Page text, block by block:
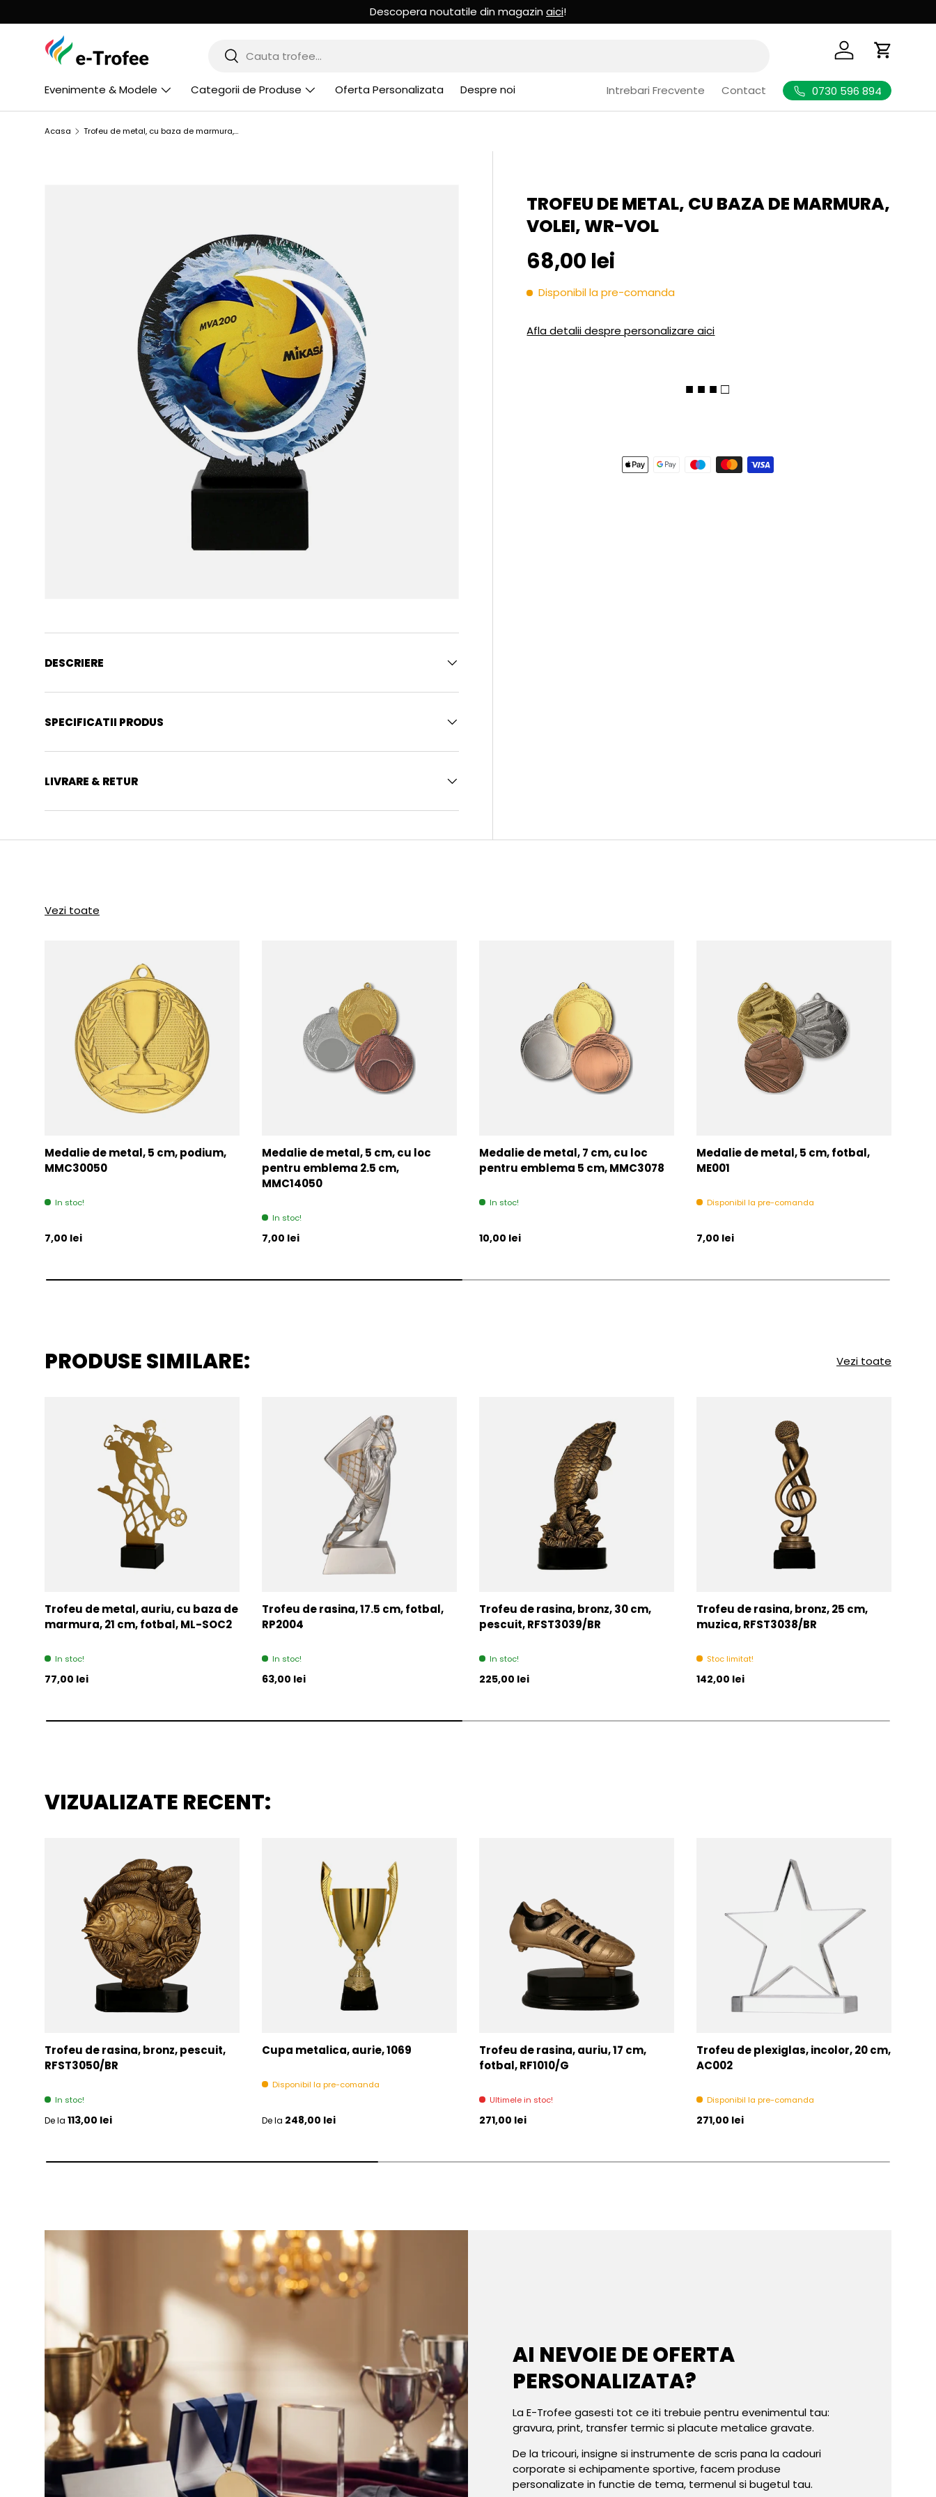
MERGI LA CONTINUT
Descopera noutatile din magazin aici!
Cauta
Cauta Logheaza-te
Cos de
Evenimente & Modele Categorii de Produse Oferta Personalizata Despre noi Intrebari Frecvente Contact 0730 596 894
Acasa Trofeu de metal, cu baza de marmura, volei, WR-VOL
TROFEU DE METAL, CU BAZA DE MARMURA,
VOLEI, WR-VOL
Pret initial
68,00 lei
Disponibil la pre-comanda
Afla detalii despre personalizare aici
■ ■ ■ □
DESCRIERE
SPECIFICATII PRODUS
LIVRARE & RETUR
Vezi toate
Medalie de metal, 5 cm, podium,
MMC30050
In stoc!
Pret initial
7,00 lei
Medalie de metal, 5 cm, cu loc
pentru emblema 2.5 cm,
MMC14050
In stoc!
Pret initial
7,00 lei
Medalie de metal, 7 cm, cu loc
pentru emblema 5 cm, MMC3078
In stoc!
Pret initial
10,00 lei
Medalie de metal, 5 cm, fotbal,
ME001
Disponibil la pre-comanda
Pret initial
7,00 lei
PRODUSE SIMILARE: Vezi toate
Trofeu de metal, auriu, cu baza de
marmura, 21 cm, fotbal, ML-SOC2
In stoc!
Pret initial
77,00 lei
Trofeu de rasina, 17.5 cm, fotbal,
RP2004
In stoc!
Pret initial
63,00 lei
Trofeu de rasina, bronz, 30 cm,
pescuit, RFST3039/BR
In stoc!
Pret initial
225,00 lei
Trofeu de rasina, bronz, 25 cm,
muzica, RFST3038/BR
Stoc limitat!
Pret initial
142,00 lei
VIZUALIZATE RECENT:
Trofeu de rasina, bronz, pescuit,
RFST3050/BR
In stoc!
Pret initial
De la 113,00 lei
Cupa metalica, aurie, 1069
Disponibil la pre-comanda
Pret initial
De la 248,00 lei
Trofeu de rasina, auriu, 17 cm,
fotbal, RF1010/G
Ultimele in stoc!
Pret initial
271,00 lei
Trofeu de plexiglas, incolor, 20 cm,
AC002
Disponibil la pre-comanda
Pret initial
271,00 lei
AI NEVOIE DE OFERTA
PERSONALIZATA?
La E-Trofee gasesti tot ce iti trebuie pentru evenimentul tau:
gravura, print, transfer termic si placute metalice gravate.
De la tricouri, insigne si instrumente de scris pana la cadouri
corporate si echipamente sportive, facem produse
personalizate in functie de tema, termenul si bugetul tau.